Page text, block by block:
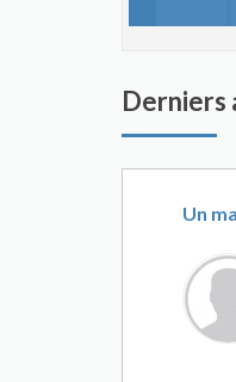
Derniers
Un